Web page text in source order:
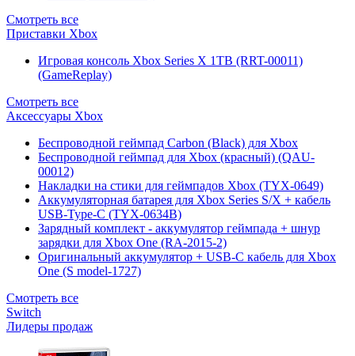
Смотреть все
Приставки Xbox
Игровая консоль Xbox Series X 1TB (RRT-00011)
(GameReplay)
Смотреть все
Аксессуары Xbox
Беспроводной геймпад Carbon (Black) для Xbox
Беспроводной геймпад для Xbox (красный) (QAU-
00012)
Накладки на стики для геймпадов Xbox (TYX-0649)
Аккумуляторная батарея для Xbox Series S/X + кабель
USB-Type-C (TYX-0634B)
Зарядный комплект - аккумулятор геймпада + шнур
зарядки для Xbox One (RA-2015-2)
Оригинальный аккумулятор + USB-C кабель для Xbox
One (S model-1727)
Смотреть все
Switch
Лидеры продаж